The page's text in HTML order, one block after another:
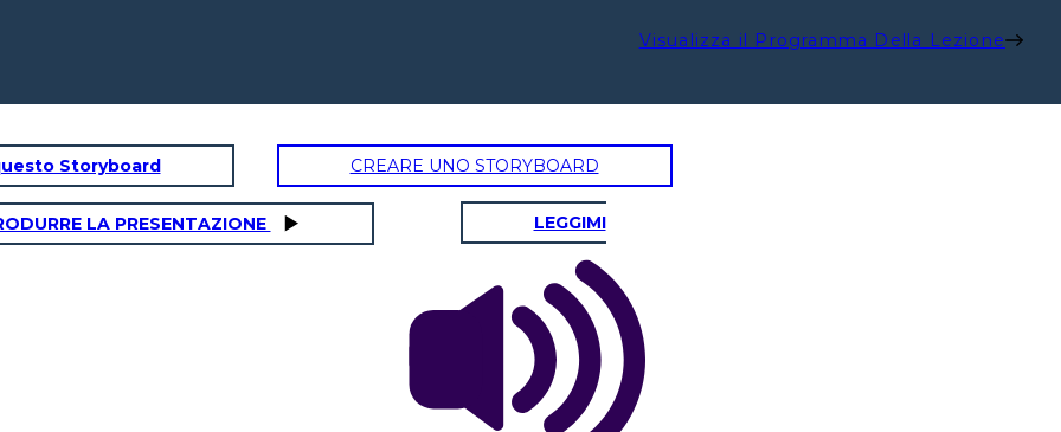
Visualizza il Programma Della Lezione
Storyboard CREARE UNO STORYBOARD
LA PRESENTAZIONE LEGGIMI